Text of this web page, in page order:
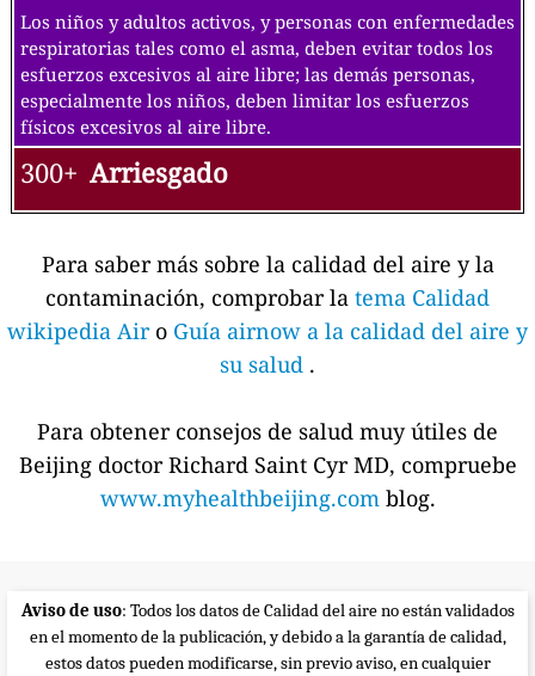
Los niños y adultos activos, y personas con enfermedades
respiratorias tales como el asma, deben evitar todos los
esfuerzos excesivos al aire libre; las demás personas,
especialmente los niños, deben limitar los esfuerzos
físicos excesivos al aire libre.
300+ Arriesgado
Para saber más sobre la calidad del aire y la
contaminación, comprobar la tema Calidad
wikipedia Air o Guía airnow a la calidad del aire y
su salud .
Para obtener consejos de salud muy útiles de
Beijing doctor Richard Saint Cyr MD, compruebe
www.myhealthbeijing.com blog.
Aviso de uso: Todos los datos de Calidad del aire no están validados
en el momento de la publicación, y debido a la garantía de calidad,
estos datos pueden modificarse, sin previo aviso, en cualquier